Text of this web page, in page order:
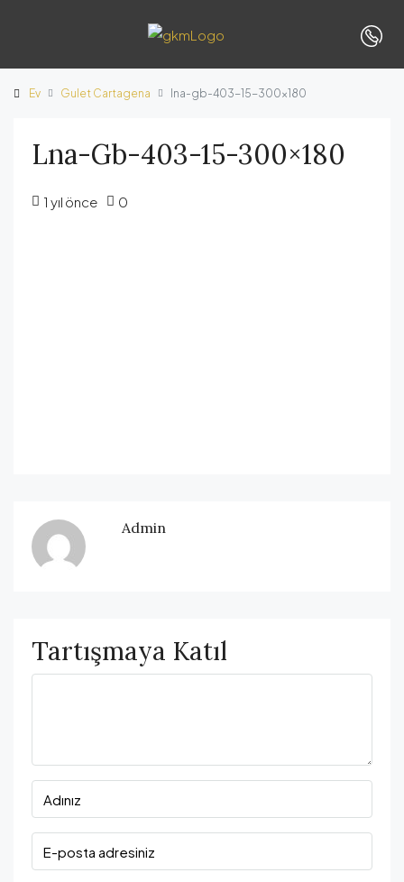
Ev Gulet Cartagena lna-gb-403-15-300×180
Lna-Gb-403-15-300×180
1 yıl önce 0
Admin
Tartışmaya Katıl